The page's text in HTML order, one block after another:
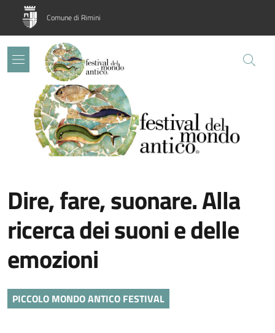
Salta al contenuto principale
Skip to footer content
Comune di Rimini
Dire, fare, suonare. Alla
ricerca dei suoni e delle
emozioni
PICCOLO MONDO ANTICO FESTIVAL